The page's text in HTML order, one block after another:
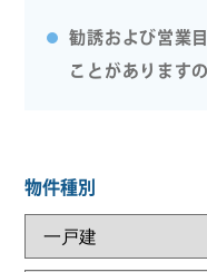
勧誘および営業
ことがあります
物件種別